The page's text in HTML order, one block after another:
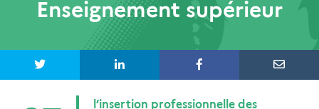
Enseignement supérieur
l’insertion professionnelle des